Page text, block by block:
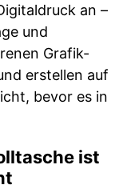
an –
und
Grafik-
erstellen auf
bevor es in
ist